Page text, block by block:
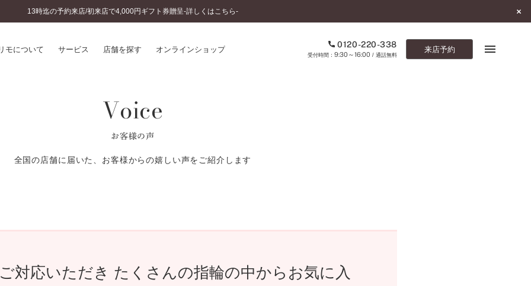
13時迄の予約来店/初来店で4,000円ギフト券贈呈-詳しくはこちら-
モについて サービス 店舗を探す オンラインショップ 0120-220-338
9:30～16:00/ 通話無料
来店予約
のこだわり
スダイヤモンド&バースストー
婚約指輪とは
結婚指輪とは
セットリングとは
ショップブログ
Voice
お客様の声
全国の店舗に届いた、お客様からの嬉しい声をご紹介します
対応いただき たくさんの指輪の中からお気に入